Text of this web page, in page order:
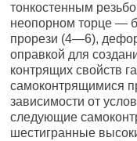
тонкостенным
неопорном торце —
прорези (4—6),
оправкой для
контрящих свойств
самоконтря­щимися
зависимости от
следующие
шестигранные